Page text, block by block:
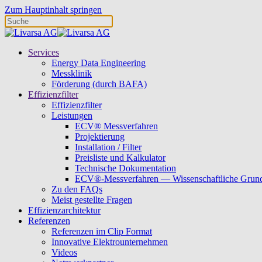
Zum Hauptinhalt springen
Services
Energy Data Engineering
Messklinik
Förderung (durch BAFA)
Effizienzfilter
Effizienzfilter
Leistungen
ECV® Messverfahren
Projektierung
Installation / Filter
Preisliste und Kalkulator
Technische Dokumentation
ECV®-Messverfahren — Wissenschaftliche
Zu den FAQs
Meist gestellte Fragen
Effizienzarchitektur
Referenzen
Referenzen im Clip Format
Innovative Elektrounternehmen
Videos